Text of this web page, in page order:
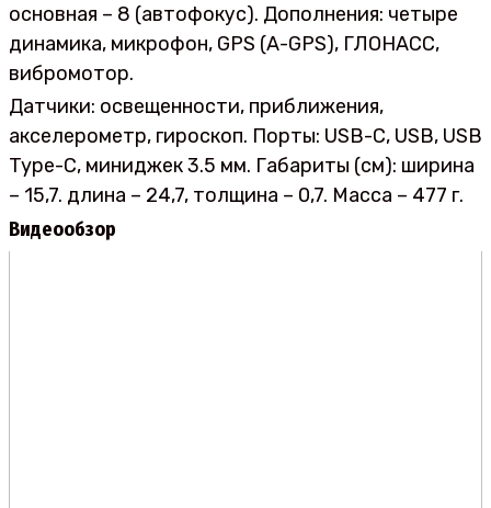
основная – 8 (автофокус). Дополнения: четыре
динамика, микрофон, GPS (A-GPS), ГЛОНАСС,
вибромотор.
Датчики: освещенности, приближения,
акселерометр, гироскоп. Порты: USB-C, USB, USB
Type-C, миниджек 3.5 мм. Габариты (см): ширина
– 15,7. длина – 24,7, толщина – 0,7. Масса – 477 г.
Видеообзор